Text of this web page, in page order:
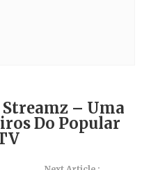
– Uma
Do Popular